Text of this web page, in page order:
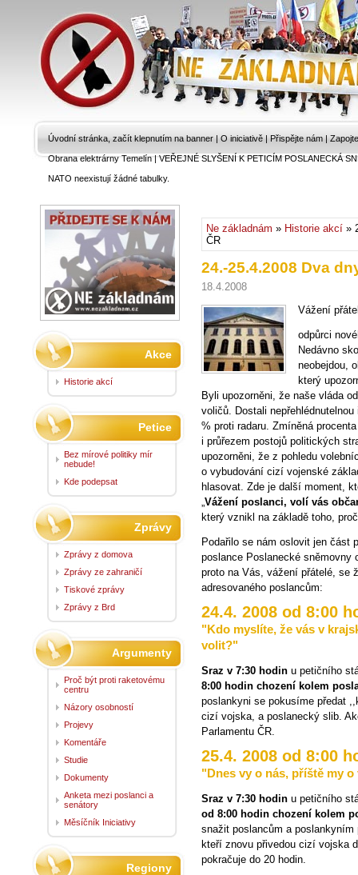
Úvodní stránka, začít klepnutím na banner | O iniciativě | Přispějte nám |
Obrana elektrárny Temelín|VEŘEJNÉ SLYŠENÍ K PETICÍM POSLANECKÁ
NATO neexistují žádné tabulky.
Ne základnám » Historie akcí »
ČR
24.-25.4.2008 Dva
18.4.2008
Vážení
odpůrci
Nedávno
neobejdou,
který
Byli upozorněni, že naše vláda
voličů. Dostali
% proti radaru. Zmíněná
i průřezem postojů politických
upozorněni, že z pohledu
o vybudování cizí vojenské
hlasovat. Zde je další moment,
„Vážení poslanci, volí vás
který vznikl na základě toho,
Podařilo se nám oslovit jen část
poslance Poslanecké sněmovny
proto na Vás, vážení přátelé, se
adresovaného poslancům:
24.4. 2008 od 8:00
"Kdo myslíte, že vás v
volit?"
Sraz v 7:30 hodin u petičního
8:00 hodin chození kolem
poslankyni se pokusíme předat
cizí vojska, a poslanecký slib.
Parlamentu ČR.
25.4. 2008 od 8:00
"Dnes vy o nás, příště my o
Sraz v 7:30 hodin u petičního
od 8:00 hodin chození kolem
snažit poslancům a
kteří znovu přivedou cizí vojska
pokračuje do 20 hodin.
Akce
Historie akcí
Petice
Bez mírové politiky mír
nebude!
Kde podepsat
Zprávy
Zprávy z domova
Zprávy ze zahraničí
Tiskové zprávy
Zprávy z Brd
Argumenty
Proč být proti raketovému
centru
Názory osobností
Projevy
Komentáře
Studie
Dokumenty
Anketa mezi poslanci a
senátory
Měsíčník Iniciativy
Regiony